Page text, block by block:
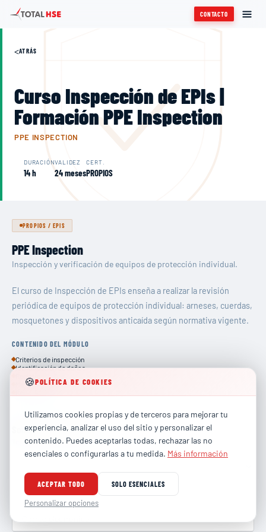
CONTACTO
<ATRÁS
Curso Inspección de EPIs |
Formación PPE Inspection
PPE INSPECTION
DURACIÓN
14 h
VALIDEZ
24 meses
CERT.
PROPIOS
PROPIOS /EPIS
PPE Inspection
Inspección y verificación de equipos de protección individual.
El curso de Inspección de EPIs enseña a realizar la revisión
periódica de equipos de protección individual: arneses, cuerdas,
mosquetones y dispositivos anticaída según normativa vigente.
CONTENIDO DEL MÓDULO
Criterios de inspección
Identificación de daños
Mantenimiento
Solicitar información
Te contactaremos en menos de 24 horas.
🍪POLÍTICA DE COOKIES
Utilizamos cookies propias y de terceros para mejorar tu
experiencia, analizar el uso del sitio y personalizar el
contenido. Puedes aceptarlas todas, rechazar las no
esenciales o configurarlas a tu medida. Más información
ACEPTAR TODO SOLO ESENCIALES
Personalizar opciones